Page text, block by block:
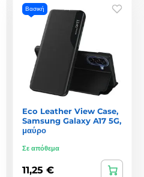
Βασική
Eco Leather View Case,
Samsung Galaxy A17 5G,
μαύρο
Σε απόθεμα
11,25 €